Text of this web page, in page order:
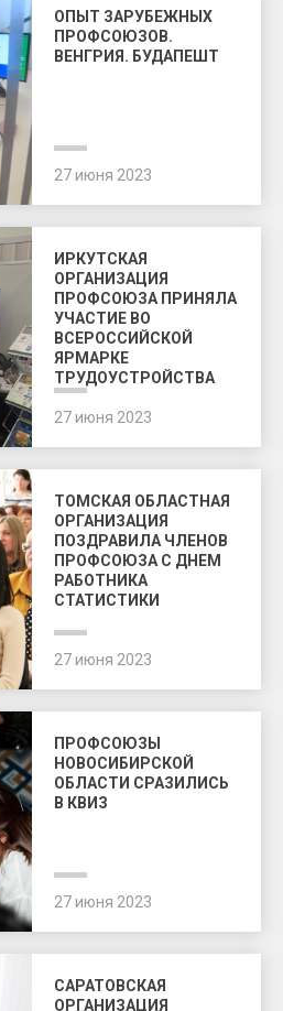
ОПЫТ ЗАРУБЕЖНЫХ
ПРОФСОЮЗОВ.
ВЕНГРИЯ. БУДАПЕШТ
27 июня 2023
ИРКУТСКАЯ
ОРГАНИЗАЦИЯ
ПРОФСОЮЗА ПРИНЯЛА
УЧАСТИЕ ВО
ВСЕРОССИЙСКОЙ
ЯРМАРКЕ
ТРУДОУСТРОЙСТВА
27 июня 2023
ТОМСКАЯ ОБЛАСТНАЯ
ОРГАНИЗАЦИЯ
ПОЗДРАВИЛА ЧЛЕНОВ
ПРОФСОЮЗА С ДНЕМ
РАБОТНИКА
СТАТИСТИКИ
27 июня 2023
ПРОФСОЮЗЫ
НОВОСИБИРСКОЙ
ОБЛАСТИ СРАЗИЛИСЬ
В КВИЗ
27 июня 2023
САРАТОВСКАЯ
ОРГАНИЗАЦИЯ